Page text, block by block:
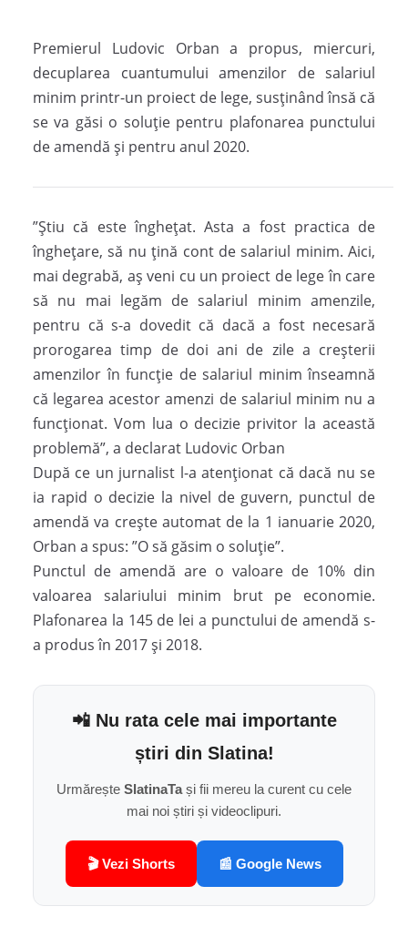
Premierul Ludovic Orban a propus, miercuri,
decuplarea cuantumului amenzilor de salariul
minim printr-un proiect de lege, susținând însă că
se va găsi o soluție pentru plafonarea punctului
de amendă și pentru anul 2020.
”Știu că este înghețat. Asta a fost practica de
înghețare, să nu țină cont de salariul minim. Aici,
mai degrabă, aș veni cu un proiect de lege în care
să nu mai legăm de salariul minim amenzile,
pentru că s-a dovedit că dacă a fost necesară
prorogarea timp de doi ani de zile a creșterii
amenzilor în funcție de salariul minim înseamnă
că legarea acestor amenzi de salariul minim nu a
funcționat. Vom lua o decizie privitor la această
problemă”, a declarat Ludovic Orban
După ce un jurnalist l-a atenționat că dacă nu se
ia rapid o decizie la nivel de guvern, punctul de
amendă va crește automat de la 1 ianuarie 2020,
Orban a spus: ”O să găsim o soluție”.
Punctul de amendă are o valoare de 10% din
valoarea salariului minim brut pe economie.
Plafonarea la 145 de lei a punctului de amendă s-
a produs în 2017 și 2018.
📲 Nu rata cele mai importante
știri din Slatina!
Urmărește SlatinaTași fii mereu la curent cu cele
mai noi știri și videoclipuri.
🎬 Vezi Shorts 📰 Google News